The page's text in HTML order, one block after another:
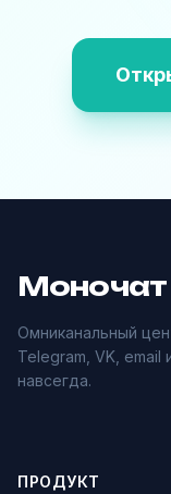
Моночат
Омниканальный
Telegram, VK,
навсегда.
ПРОДУКТ